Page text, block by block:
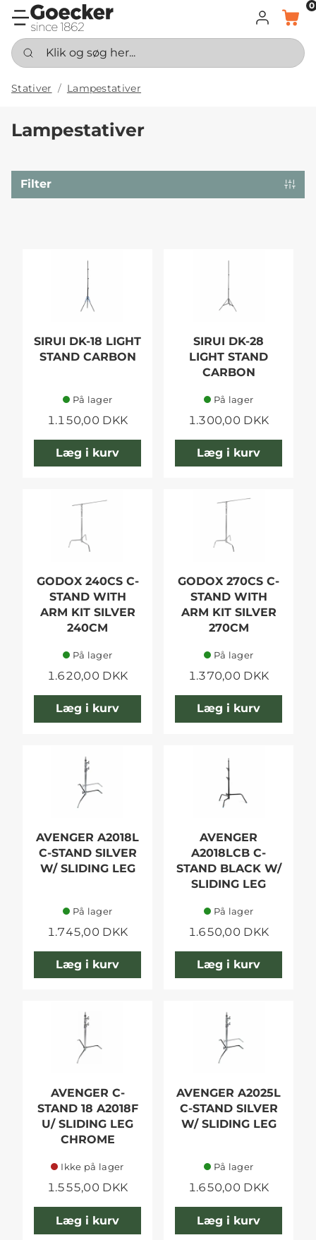
LOG INDKURV
0
Klik og søg her...
Stativer Lampestativer
Lampestativer
Filter
SIRUI DK-18 LIGHT
STAND CARBON
På lager
1.150,00 DKK
Læg i kurv
SIRUI DK-28
LIGHT STAND
CARBON
På lager
1.300,00 DKK
Læg i kurv
GODOX 240CS C-
STAND WITH
ARM KIT SILVER
240CM
På lager
1.620,00 DKK
Læg i kurv
GODOX 270CS C-
STAND WITH
ARM KIT SILVER
270CM
På lager
1.370,00 DKK
Læg i kurv
AVENGER A2018L
C-STAND SILVER
W/ SLIDING LEG
På lager
1.745,00 DKK
Læg i kurv
AVENGER
A2018LCB C-
STAND BLACK W/
SLIDING LEG
På lager
1.650,00 DKK
Læg i kurv
AVENGER C-
STAND 18 A2018F
U/ SLIDING LEG
CHROME
Ikke på lager
1.555,00 DKK
Læg i kurv
AVENGER A2025L
C-STAND SILVER
W/ SLIDING LEG
På lager
1.650,00 DKK
Læg i kurv